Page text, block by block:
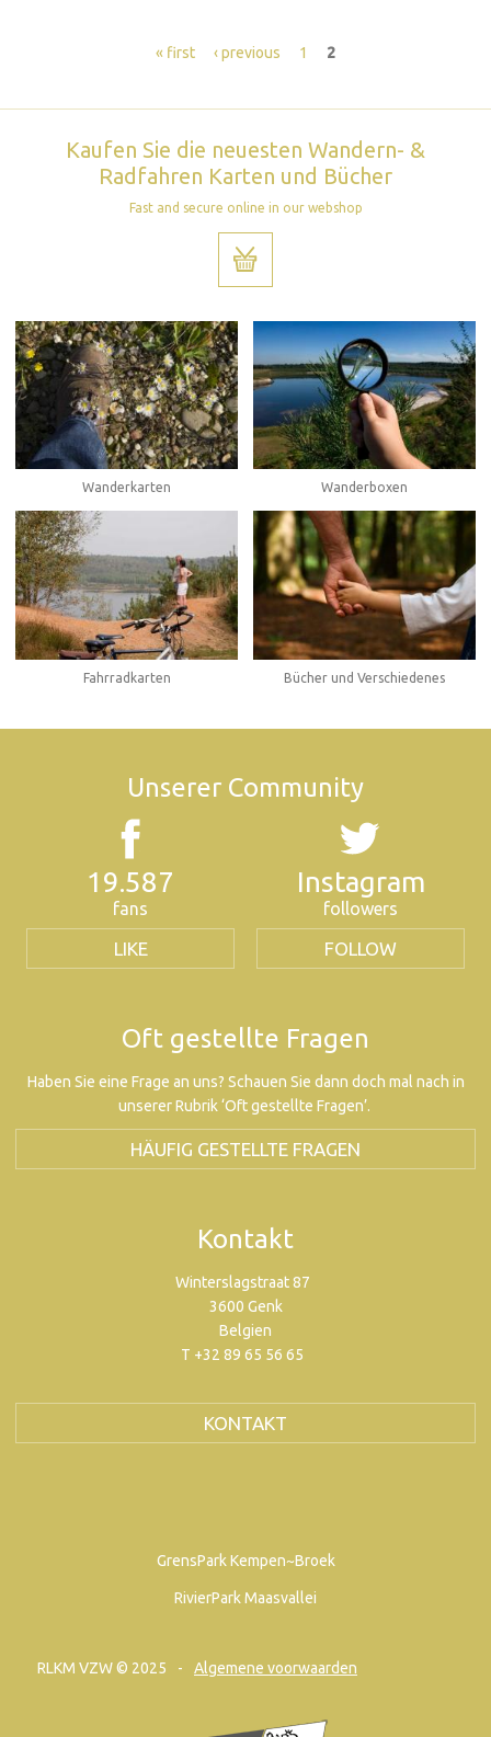
« first ‹ previous 1 2
Kaufen Sie die neuesten Wandern- &
Radfahren Karten und Bücher
Fast and secure online in our webshop
Wanderkarten Wanderboxen
Fahrradkarten Bücher und Verschiedenes
Unserer Community
19.587
fans
LIKE
Instagram
followers
FOLLOW
Oft gestellte Fragen
Haben Sie eine Frage an uns? Schauen Sie dann doch mal nach in
unserer Rubrik ‘Oft gestellte Fragen’.
HÄUFIG GESTELLTE FRAGEN
Kontakt
Winterslagstraat 87
3600 Genk
Belgien
T +32 89 65 56 65
KONTAKT
GrensPark Kempen~Broek
RivierPark Maasvallei
RLKM VZW © 2025 Algemene voorwaarden